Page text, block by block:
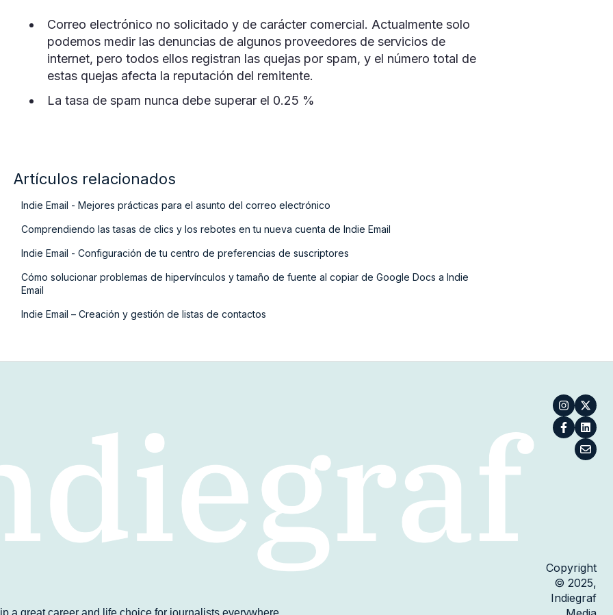
Correo electrónico no solicitado y de carácter comercial. Actualmente solo
podemos medir las denuncias de algunos proveedores de servicios de
internet, pero todos ellos registran las quejas por spam, y el número total de
estas quejas afecta la reputación del remitente.
La tasa de spam nunca debe superar el 0.25 %
Artículos relacionados
Indie Email - Mejores prácticas para el asunto del correo electrónico
Comprendiendo las tasas de clics y los rebotes en tu nueva cuenta de Indie Email
Indie Email - Configuración de tu centro de preferencias de suscriptores
Cómo solucionar problemas de hipervínculos y tamaño de fuente al copiar de Google Docs a Indie
Email
Indie Email – Creación y gestión de listas de contactos
Copyright
© 2025,
Indiegraf